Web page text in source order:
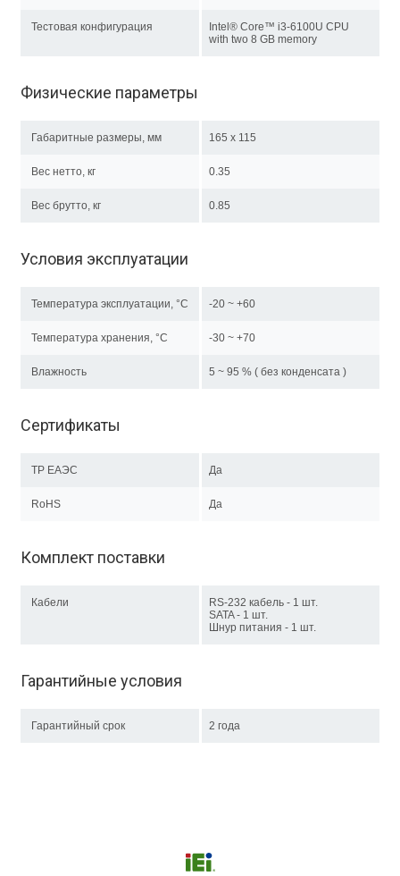
Тестовая конфигурация
Intel® Core™ i3-6100U CPU
with two 8 GB memory
Физические параметры
Габаритные размеры, мм 165 x 115
Вес нетто, кг 0.35
Вес брутто, кг 0.85
Условия эксплуатации
Температура эксплуатации, °C -20 ~ +60
Температура хранения, °C -30 ~ +70
Влажность 5 ~ 95 % ( без конденсата )
Сертификаты
ТР EAЭC Да
RoHS Да
Комплект поставки
Кабели
RS-232 кабель - 1 шт.
SATA - 1 шт.
Шнур питания - 1 шт.
Гарантийные условия
Гарантийный срок 2 года